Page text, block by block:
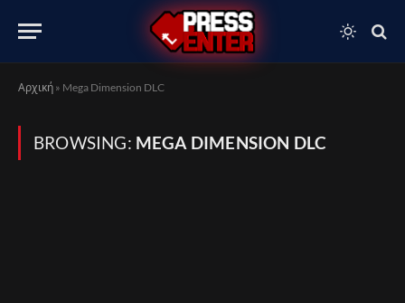
Αρχική » Mega Dimension DLC
BROWSING: MEGA DIMENSION DLC